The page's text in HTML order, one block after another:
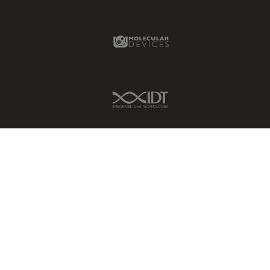
Molecular Devices Link
IDT Link